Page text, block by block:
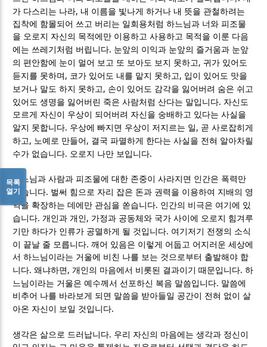
가 다스리는 나라, 내 이름을 빛나게 하거나 내 뜻을 관철하려는
집착에 함몰되어 쓰고 버리는 일회용처럼 하느님과 너와 피조물
을 오로지 자신의 목적에만 이용하고 사용하고 목적을 이룬 다음
에는 쓰레기처럼 버립니다. 눈앞의 이익과 눈앞의 즐거움과 눈앞
의 편안함에 눈이 멀어 보고 또 보아도 보지 못하고 , 귀가 있어도
듣지를 못하며 , 코가 있어도 내를 맡지 못하고 , 입이 있어도 맛을
보거나 말도 하지 못하고 , 손이 있어도 감각을 잃어버려 숨은 쉬고
있어도 생명을 잃어버린 죽은 사람처럼 산다는 말입니다. 자신도
모르게 자신이 우상이 되어버려 자신을 숭배하고 있다는 사실을
알지 못합니다. 우상에 빠지면 우상이 저지르는 일 , 곧 사로잡히게
하고 , 노예로 만들어 , 결국 파멸하게 한다는 사실을 전혀 알아차릴
수가 없습니다. 오로지 나만 보입니다.
하느님과 사람과 피조물에 대한 존중이 사라지면 인간은 폭력만
남습니다. 벌써 힘으로 자리 잡은 돈과 권력을 이용하여 지배의 영
역을 확장하는 데에만 관심을 쏟습니다. 인간의 비극은 여기에 있
습니다.개인과 개인 , 가정과 공동체와 국가 사이에 오로지 힘겨루
기만 하다가 인류가 공멸하게 될 것입니다. 여기저기 전쟁의 소식
이 끝날 줄 모릅니다.깨어 있음은 이렇게 어둡고 어지러운 세상에
서 하느님이라는 거울에 비친 나를 보는 것으로부터 출발해야 합
니다.왜냐하면 ,개인의 마음에서 비롯된 결과이기 때문입니다.하
느님이라는 거울은 예수께서 선포하신 복음 말씀입니다. 말씀에
비추어 나를 바라보게 되면 말씀을 받아들일 공간이 전혀 없이 살
아온 자신이 보일 것입니다.
생각은 삶으로 드러납니다. 우리 자신의 마음에는 생각과 정신이
목록
열기